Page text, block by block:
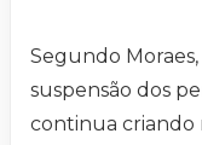
Segundo
suspensão dos
continua criando